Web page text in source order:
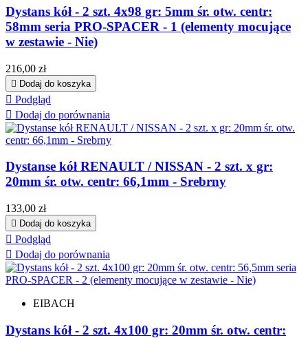
Dystans kół - 2 szt. 4x98 gr: 5mm śr. otw. centr:
58mm seria PRO-SPACER - 1 (elementy mocujące
w zestawie - Nie)
Cena
216,00 zł
 Dodaj do koszyka
 Podgląd
 Dodaj do porównania
Dystanse kół RENAULT / NISSAN - 2 szt. x gr:
20mm śr. otw. centr: 66,1mm - Srebrny
Cena
133,00 zł
 Dodaj do koszyka
 Podgląd
 Dodaj do porównania
EIBACH
Dystans kół - 2 szt. 4x100 gr: 20mm śr. otw. centr: